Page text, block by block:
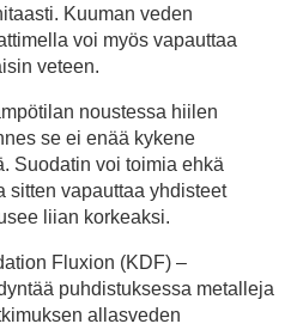
Kuuman veden
voi myös vapauttaa
veteen.
noustessa hiilen
se ei enää kykene
Suodatin voi toimia ehkä
sitten vapauttaa yhdisteet
liian korkeaksi.
Fluxion (KDF) –
puhdistuksessa metalleja
allasveden